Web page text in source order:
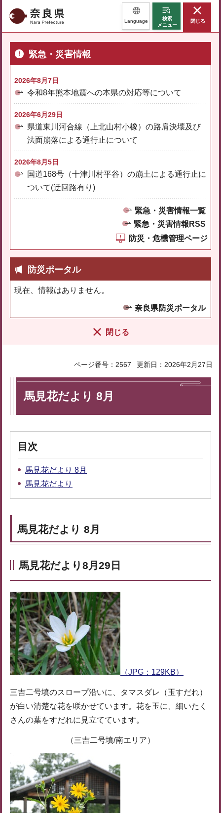
奈良県 Language
検索
メニュー
閉じる
緊急・災害情報
2026年8月7日
令和8年熊本地震への本県の対応等について
2026年6月29日
県道東川河合線（上北山村小橡）の路肩決壊及び
法面崩落による通行止について
2026年8月5日
国道168号（十津川村平谷）の崩土による通行止に
ついて(迂回路有り)
緊急・災害情報一覧
緊急・災害情報RSS
防災・危機管理ページ
防災ポータル
現在、情報はありません。
奈良県防災ポータル
閉じる
ページ番号：2567 更新日：2026年2月27日
馬見花だより 8月
目次
馬見花だより 8月
馬見花だより
馬見花だより 8月
馬見花だより8月29日
（JPG：129KB）
三吉二号墳のスロープ沿いに、タマスダレ（玉すだれ）
が白い清楚な花を咲かせています。花を玉に、細いたく
さんの葉をすだれに見立てています。
（三吉二号墳/南エリア）